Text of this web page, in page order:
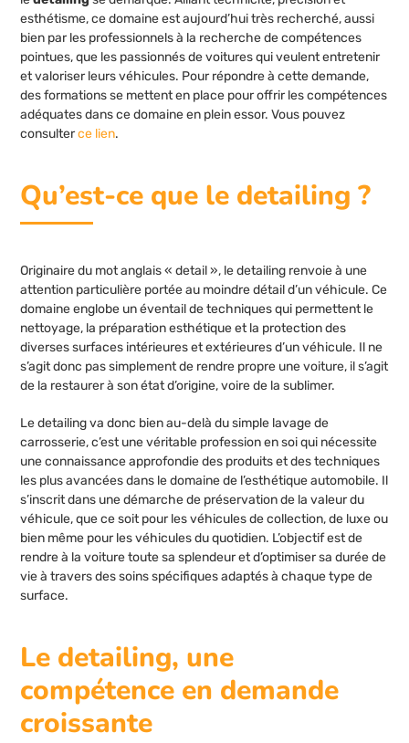
esthétisme, ce domaine est aujourd’hui très recherché, aussi
bien par les professionnels à la recherche de compétences
pointues, que les passionnés de voitures qui veulent entretenir
et valoriser leurs véhicules. Pour répondre à cette demande,
des formations se mettent en place pour offrir les compétences
adéquates dans ce domaine en plein essor. Vous pouvez
consulterce lien.
Qu’est-ce que le detailing ?
Originaire du mot anglais « detail », le detailing renvoie à une
attention particulière portée au moindre détail d’un véhicule. Ce
domaine englobe un éventail de techniques qui permettent le
nettoyage, la préparation esthétique et la protection des
diverses surfaces intérieures et extérieures d’un véhicule. Il ne
s’agit donc pas simplement de rendre propre une voiture, il s’agit
de la restaurer à son état d’origine, voire de la sublimer.
Le detailing va donc bien au-delà du simple lavage de
carrosserie, c’est une véritable profession en soi qui nécessite
une connaissance approfondie des produits et des techniques
les plus avancées dans le domaine de l’esthétique automobile. Il
s’inscrit dans une démarche de préservation de la valeur du
véhicule, que ce soit pour les véhicules de collection, de luxe ou
bien même pour les véhicules du quotidien. L’objectif est de
rendre à la voiture toute sa splendeur et d’optimiser sa durée de
vie à travers des soins spécifiques adaptés à chaque type de
surface.
Le detailing, une
compétence en demande
croissante